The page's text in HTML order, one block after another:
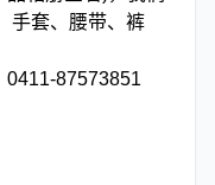
手套、腰带、裤
0411-87573851